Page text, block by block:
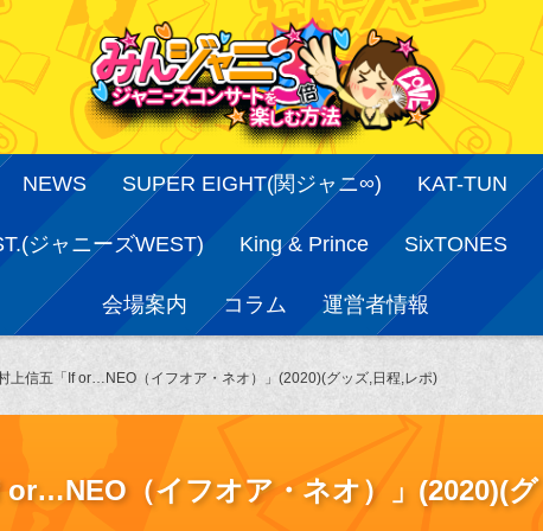
NEWS SUPER EIGHT(関ジャニ∞) KAT-TUN
ジャニーズWEST) King & Prince SixTONES
会場案内 コラム 運営者情報
上信五「If or…NEO（イフオア・ネオ）」(2020)(グッズ,日程,レポ)
（イフオア・ネオ）」(2020)(グ